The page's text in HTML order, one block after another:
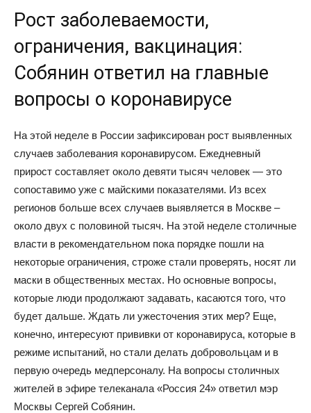
Рост заболеваемости,
ограничения, вакцинация:
Собянин ответил на главные
вопросы о коронавирусе
На этой неделе в России зафиксирован рост выявленных
случаев заболевания коронавирусом. Ежедневный
прирост составляет около девяти тысяч человек — это
сопоставимо уже с майскими показателями. Из всех
регионов больше всех случаев выявляется в Москве –
около двух с половиной тысяч. На этой неделе столичные
власти в рекомендательном пока порядке пошли на
некоторые ограничения, строже стали проверять, носят ли
маски в общественных местах. Но основные вопросы,
которые люди продолжают задавать, касаются того, что
будет дальше. Ждать ли ужесточения этих мер? Еще,
конечно, интересуют прививки от коронавируса, которые в
режиме испытаний, но стали делать добровольцам и в
первую очередь медперсоналу. На вопросы столичных
жителей в эфире телеканала «Россия 24» ответил мэр
Москвы Сергей Собянин.